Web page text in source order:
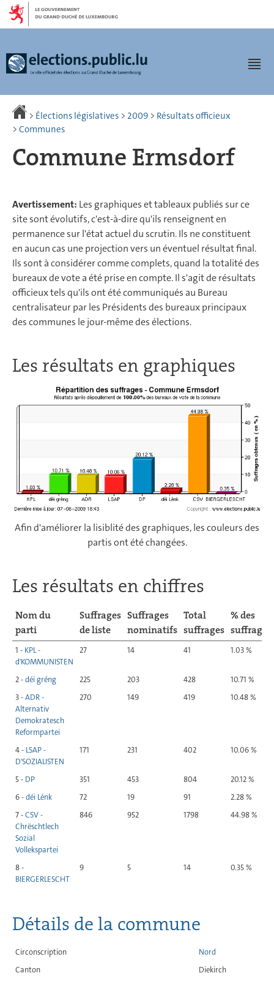
Aller
navigation
Aller
> Élections législatives > 2009 > Résultats officieux
> Communes
Commune Ermsdorf
Avertissement: Les graphiques et tableaux publiés sur ce
site sont évolutifs, c'est-à-dire qu'ils renseignent en
permanence sur l'état actuel du scrutin. Ils ne constituent
en aucun cas une projection vers un éventuel résultat final.
Ils sont à considérer comme complets, quand la totalité des
bureaux de vote a été prise en compte. Il s'agit de résultats
officieux tels qu'ils ont été communiqués au Bureau
centralisateur par les Présidents des bureaux principaux
des communes le jour-même des élections.
Les résultats en graphiques
Afin d'améliorer la lisiblité des graphiques, les couleurs des
partis ont été changées.
Les résultats en chiffres
Nom du
parti
Suffrages
de liste
Suffrages
nominatifs
Total
suffrages
% des
suffrages
1 - KPL -
d'KOMMUNISTEN
27 14 41 1.03 %
2 -déi gréng 225 203 428
10.71 %
3 -ADR -
Alternativ
Demokratesch
Reformpartei
270 149 419 10.48 %
4 - LSAP -
D'SOZIALISTEN
171 231 402 10.06 %
5 - DP 351 453 804
20.12 %
6 -déi Lénk 72 19 91
2.28 %
7 -CSV -
Chrëschtlech
Sozial
Vollekspartei
846 952 1798 44.98 %
8 -
BIERGERLESCHT
9 5 14 0.35 %
Détails de la commune
Circonscription
Nord
Canton
Diekirch